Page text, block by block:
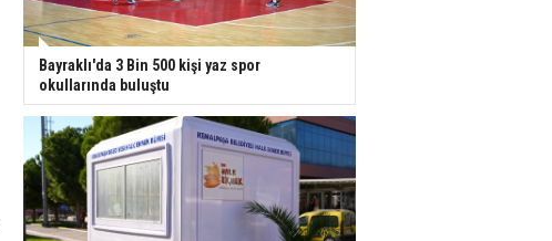
Bayraklı'da 3 Bin 500 kişi yaz spor
okullarında buluştu